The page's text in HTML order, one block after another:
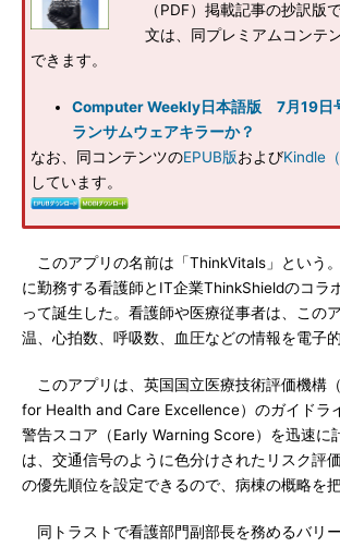
（PDF）掲載記事の抄訳版
文は、同プレミアムコンテ
できます。
Computer Weekly日本語版 7月19日
ランサムウェアキラーか？
なお、同コンテンツのEPUB版およびKindle
しています。
このアプリの名前は「ThinkVitals」という
に勤務する看護師とIT企業ThinkShieldのコラ
って誕生した。看護師や医療従事者は、この
温、心拍数、呼吸数、血圧などの情報を電子
このアプリは、英国国立医療技術評価機構
for Health and Care Excellence）のガイドラ
警告スコア（Early Warning Score）を迅速に
は、交通信号のように色分けされたリスク評
の優先順位を設定できるので、病棟の概略を
同トラストで看護部門副部長を務めるバリ